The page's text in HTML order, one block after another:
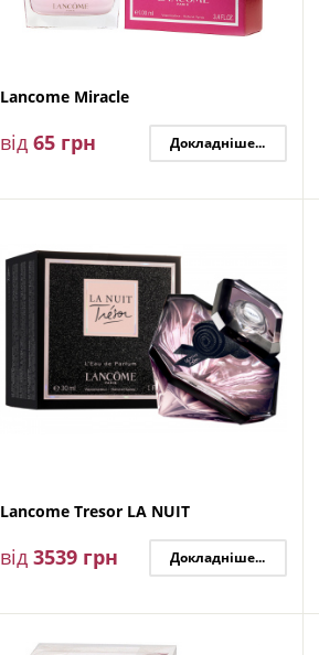
Lancome Miracle
від 65 грн Докладніше...
Lancome Tresor LA NUIT
від 3539 грн Докладніше...